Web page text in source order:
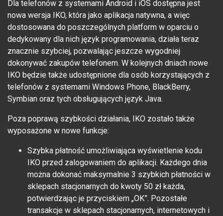
Dla telefonów z systemami Android i iOS dostępna jest
nowa wersja IKO, która jako aplikacja natywna, a więc
dostosowana do poszczególnych platform w oparciu o
dedykowany dla nich język programowania, działa teraz
znacznie szybciej, pozwalając jeszcze wygodniej
dokonywać zakupów telefonem. W kolejnych dniach nowe
IKO będzie także udostępnione dla osób korzystających z
telefonów z systemami Windows Phone, BlackBerry,
Symbian oraz tych obsługujących język Java.
Poza poprawą szybkości działania, IKO zostało także
wyposażone w nowe funkcje:
Szybka płatność umożliwiająca wyświetlenie kodu
IKO przed zalogowaniem do aplikacji. Każdego dnia
można dokonać maksymalnie 3 szybkich płatności w
sklepach stacjonarnych do kwoty 50 zł każda,
potwierdzając je przyciskiem „OK”. Pozostałe
transakcje w sklepach stacjonarnych, internetowych i